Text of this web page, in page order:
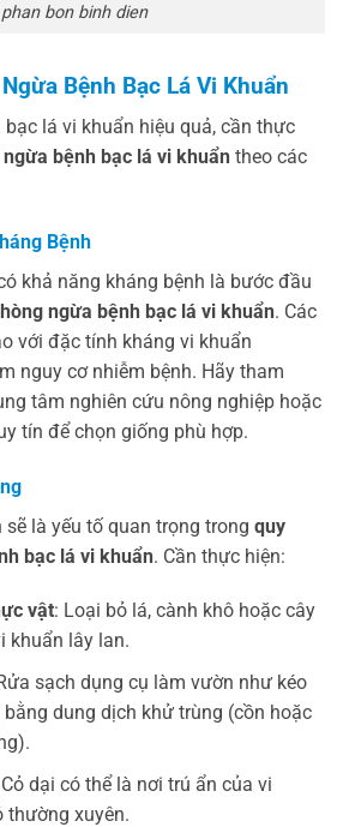
phan bon binh dien
Bệnh Bạc Lá Vi Khuẩn
lá vi khuẩn hiệu quả, cần thực
bệnh bạc lá vi khuẩn theo các
Bệnh
khả năng kháng bệnh là bước đầu
ngừa bệnh bạc lá vi khuẩn. Các
với đặc tính kháng vi khuẩn
nguy cơ nhiễm bệnh. Hãy tham
tâm nghiên cứu nông nghiệp hoặc
tín để chọn giống phù hợp.
là yếu tố quan trọng trong quy
bạc lá vi khuẩn. Cần thực hiện:
vật: Loại bỏ lá, cành khô hoặc cây
khuẩn lây lan.
sạch dụng cụ làm vườn như kéo
bằng dung dịch khử trùng (cồn hoặc
dại có thể là nơi trú ẩn của vi
thường xuyên.